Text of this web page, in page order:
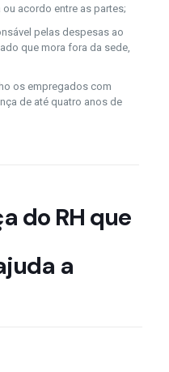
acordo entre as partes;
pelas despesas ao
que mora fora da sede,
os empregados com
de até quatro anos de
do RH que
a